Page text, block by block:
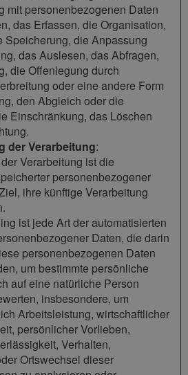
mit personenbezogenen Daten
das Erfassen, die Organisation,
Speicherung, die Anpassung
das Auslesen, das Abfragen,
die Offenlegung durch
oder eine andere Form
den Abgleich oder die
Einschränkung, das Löschen
der Verarbeitung:
Verarbeitung ist die
personenbezogener
ihre künftige Verarbeitung
ist jede Art der automatisierten
Daten, die darin
personenbezogenen Daten
um bestimmte persönliche
auf eine natürliche Person
insbesondere, um
Arbeitsleistung, wirtschaftlicher
persönlicher Vorlieben,
Verhalten,
Ortswechsel dieser